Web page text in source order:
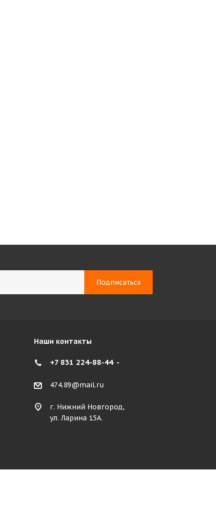
Наши контакты
+7 831 224-88-44
474.89@mail.ru
г. Нижний Новгород,
ул. Ларина 15А.